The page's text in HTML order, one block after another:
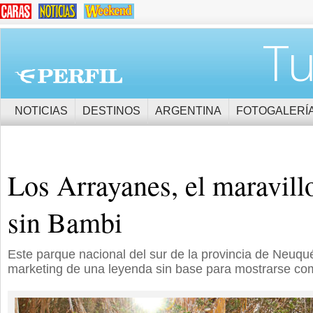
NOTICIAS DESTINOS ARGENTINA
Los Arrayanes, el
sin Bambi
Este parque nacional del sur de la provincia de
marketing de una leyenda sin base para mostrarse